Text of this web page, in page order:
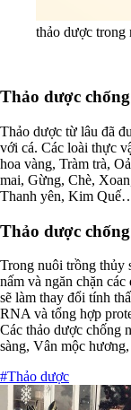
thảo dược trong
Thảo dược
Thảo dược từ lâu đã
với cá. Các loài thực
hoa vàng, Tràm trà,
mai, Gừng, Chè,
Thanh yên, Kim
Thảo dược
Trong nuôi trồng thủy
nấm và ngăn chặn
sẽ làm thay đổi tính
RNA và tổng hợp
Các thảo dược chống
sàng, Vân mộc
#Thảo dược